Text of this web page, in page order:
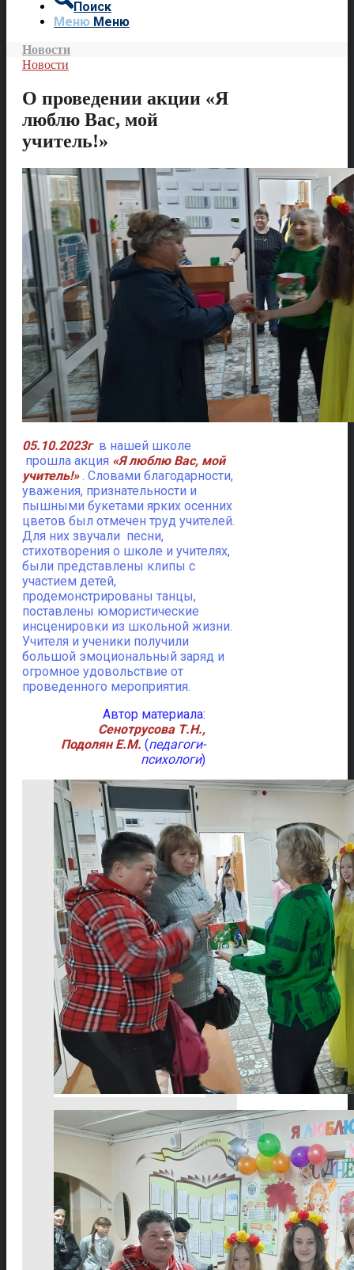
Поиск
Меню Меню
Новости
Новости
О проведении акции «Я
люблю Вас, мой
учитель!»
05.10.2023гв нашей школе
прошла акция «Я люблю Вас, мой
учитель!». Словами благодарности,
уважения, признательности и
пышными букетами ярких осенних
цветов был отмечен труд учителей.
Для них звучали песни,
стихотворения о школе и учителях,
были представлены клипы с
участием детей,
продемонстрированы танцы,
поставлены юмористические
инсценировки из школьной жизни.
Учителя и ученики получили
большой эмоциональный заряд и
огромное удовольствие от
проведенного мероприятия.
Автор материала:
Сенотрусова Т.Н.,
Подолян Е.М. (педагоги-
психологи)